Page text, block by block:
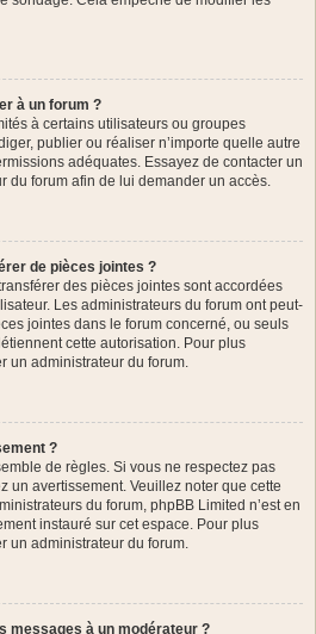
à un forum ?
à certains utilisateurs ou groupes
publier ou réaliser n’importe quelle autre
adéquates. Essayez de contacter un
du forum afin de lui demander un accès.
de pièces jointes ?
des pièces jointes sont accordées
Les administrateurs du forum ont peut-
jointes dans le forum concerné, ou seuls
cette autorisation. Pour plus
un administrateur du forum.
?
de règles. Si vous ne respectez pas
un avertissement. Veuillez noter que cette
du forum, phpBB Limited n’est en
instauré sur cet espace. Pour plus
un administrateur du forum.
messages à un modérateur ?